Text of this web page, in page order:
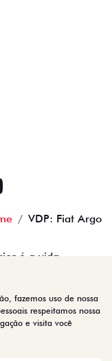
VDP: Fiat Argo
é a vida.
fazemos uso de nossa
respeitamos nossa
e visita você